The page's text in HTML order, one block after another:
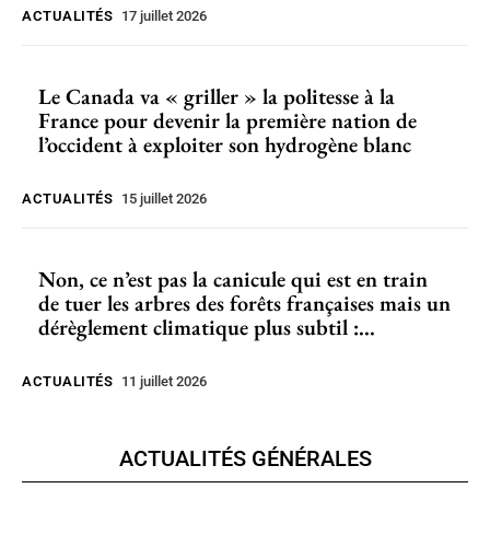
ACTUALITÉS 17 juillet 2026
Le Canada va « griller » la politesse à la
France pour devenir la première nation de
l’occident à exploiter son hydrogène blanc
ACTUALITÉS 15 juillet 2026
Non, ce n’est pas la canicule qui est en train
de tuer les arbres des forêts françaises mais un
dérèglement climatique plus subtil :...
ACTUALITÉS 11 juillet 2026
ACTUALITÉS GÉNÉRALES